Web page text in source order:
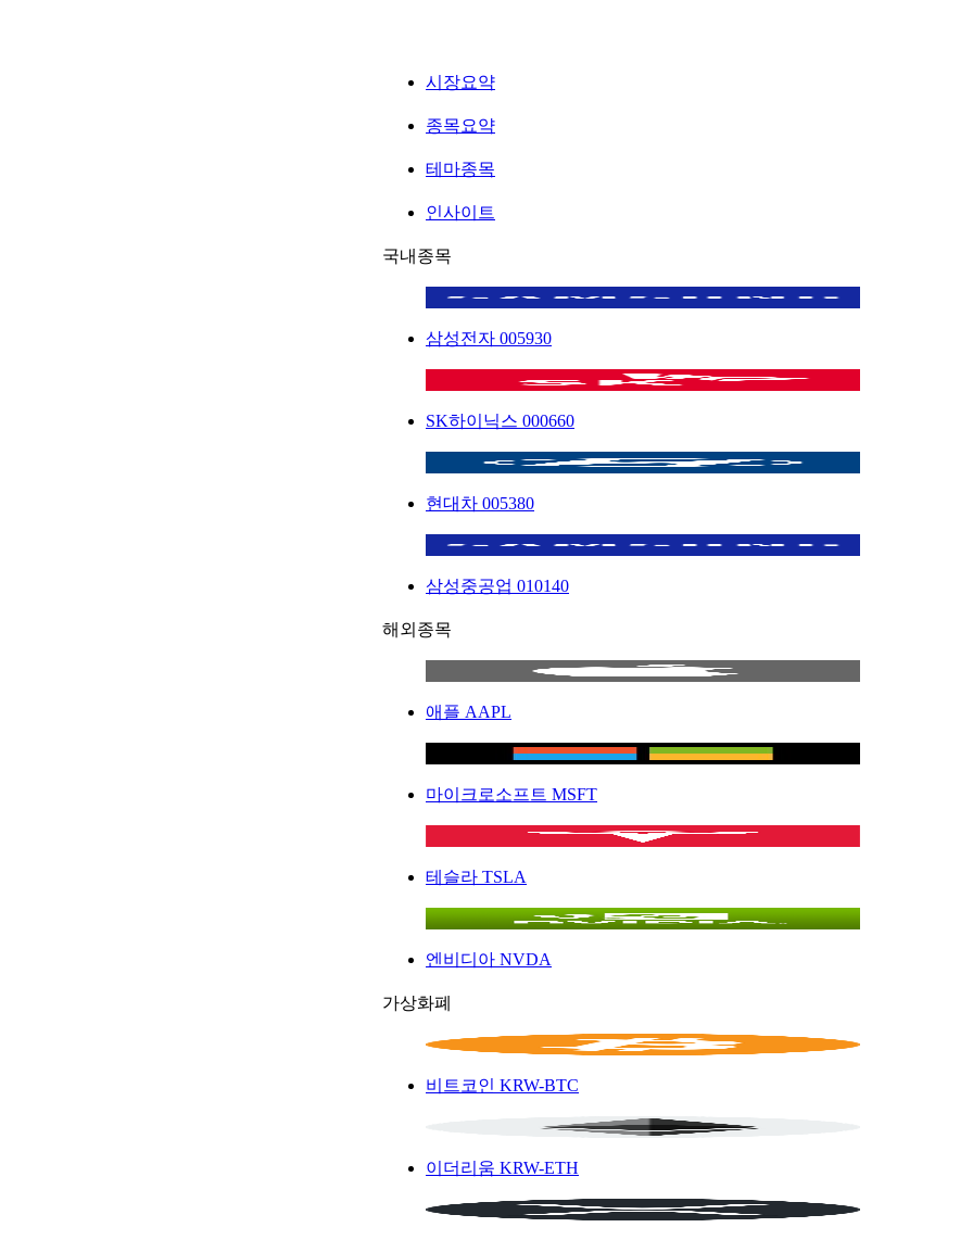
시장요약
종목요약
테마종목
인사이트
국내종목
삼성전자 005930
SK하이닉스 000660
현대차 005380
삼성중공업 010140
해외종목
애플 AAPL
마이크로소프트 MSFT
테슬라 TSLA
엔비디아 NVDA
가상화폐
비트코인 KRW-BTC
이더리움 KRW-ETH